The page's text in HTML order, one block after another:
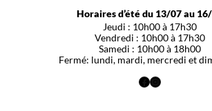
Horaires d’été du 13/07 au
Jeudi : 10h00 à 17h30
Vendredi : 10h00 à 17h30
Samedi : 10h00 à 18h00
Fermé: lundi, mardi, mercredi et
Facebook
Instagram